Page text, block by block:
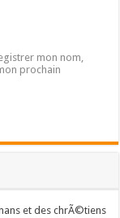
mon nom,
prochain
et des chrÃ©tiens